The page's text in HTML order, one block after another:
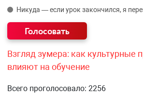
Никуда — если урок закончился, я
Взгляд зумера: как культурные
влияют на обучение
Всего проголосовало: 2256